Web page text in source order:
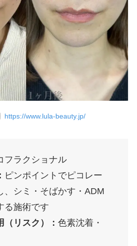
https://www.lula-beauty.jp/
フラクショナル
ピンポイントでピコレー
、シミ・そばかす・ADM
る施術です
リスク）： 色素沈着・